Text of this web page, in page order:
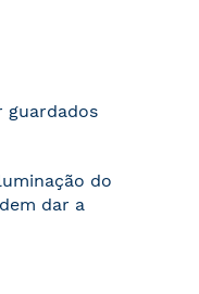
guardados
do
dar a